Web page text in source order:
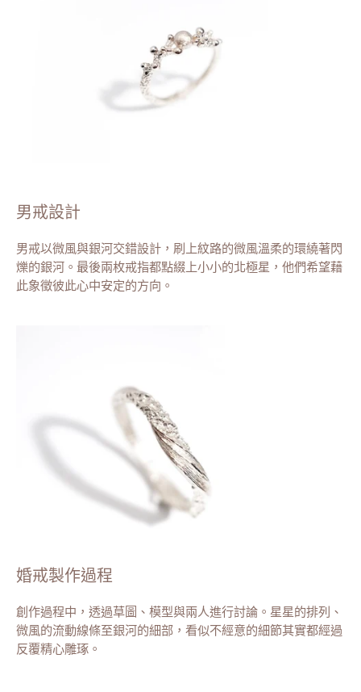
男戒設計
男戒以微風與銀河交錯設計，刷上紋路的微風溫柔的環繞著閃
爍的銀河。最後兩枚戒指都點綴上小小的北極星，他們希望藉
此象徵彼此心中安定的方向。
婚戒製作過程
創作過程中，透過草圖、模型與兩人進行討論。星星的排列、
微風的流動線條至銀河的細部，看似不經意的細節其實都經過
反覆精心雕琢。